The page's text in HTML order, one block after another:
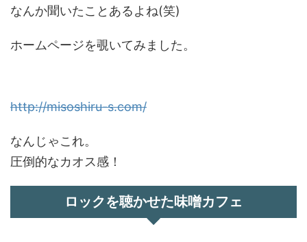
なんか聞いたことあるよね(笑)
ホームページを覗いてみました。
http://misoshiru-s.com/
なんじゃこれ。
圧倒的なカオス感！
ロックを聴かせた味噌カフェ